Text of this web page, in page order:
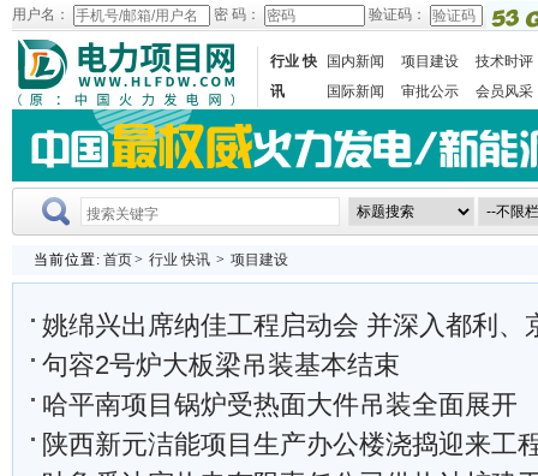
用户名： 密 码： 验证码：
行业 快
讯
国内新闻 项目建设
技术时评
国际新闻
审批公示 会员风采
当前位置: 首页> 行业 快讯 > 项目建设
姚绵兴出席纳佳工程启动会 并深入都利、京德
句容2号炉大板梁吊装基本结束
哈平南项目锅炉受热面大件吊装全面展开
陕西新元洁能项目生产办公楼浇捣迎来工